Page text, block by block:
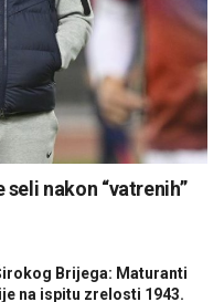
nakon “vatrenih”
Brijega: Maturanti
na ispitu zrelosti 1943.